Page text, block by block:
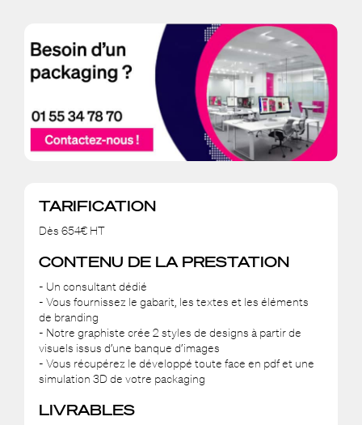
TARIFICATION
Dès 654€ HT
CONTENU DE LA PRESTATION
- Un consultant dédié
- Vous fournissez le gabarit, les textes et les éléments
de branding
- Notre graphiste crée 2 styles de designs à partir de
visuels issus d’une banque d’images
- Vous récupérez le développé toute face en pdf et une
simulation 3D de votre packaging
LIVRABLES